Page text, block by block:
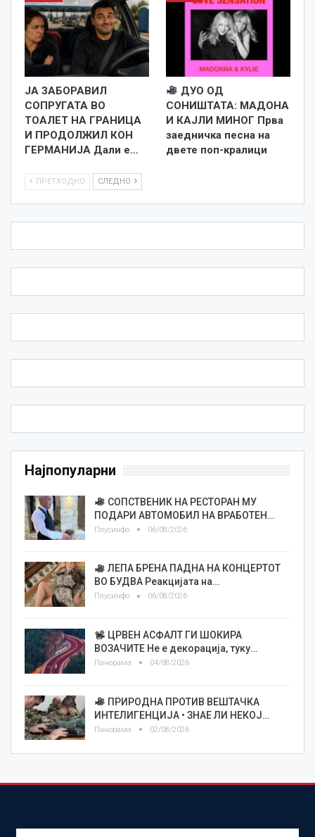
ЈА ЗАБОРАВИЛ
СОПРУГАТА ВО
ТОАЛЕТ НА ГРАНИЦА
И ПРОДОЛЖИЛ КОН
ГЕРМАНИЈА Дали е…
ДУО ОД
СОНИШТАТА: МАДОНА
И КАЈЛИ МИНОГ Прва
заедничка песна на
двете поп-кралици
ПРЕТХОДНО СЛЕДНО
Најпопуларни
СОПСТВЕНИК НА РЕСТОРАН МУ
ПОДАРИ АВТОМОБИЛ НА ВРАБОТЕН…
Плусинфо 06/08/2026
ЛЕПА БРЕНА ПАДНА НА КОНЦЕРТОТ
ВО БУДВА Реакцијата на…
Плусинфо 06/08/2026
ЦРВЕН АСФАЛТ ГИ ШОКИРА
ВОЗАЧИТЕ Не е декорација, туку…
Панорама 04/08/2026
ПРИРОДНА ПРОТИВ ВЕШТАЧКА
ИНТЕЛИГЕНЦИЈА • ЗНАЕ ЛИ НЕКОЈ…
Панорама 02/08/2026